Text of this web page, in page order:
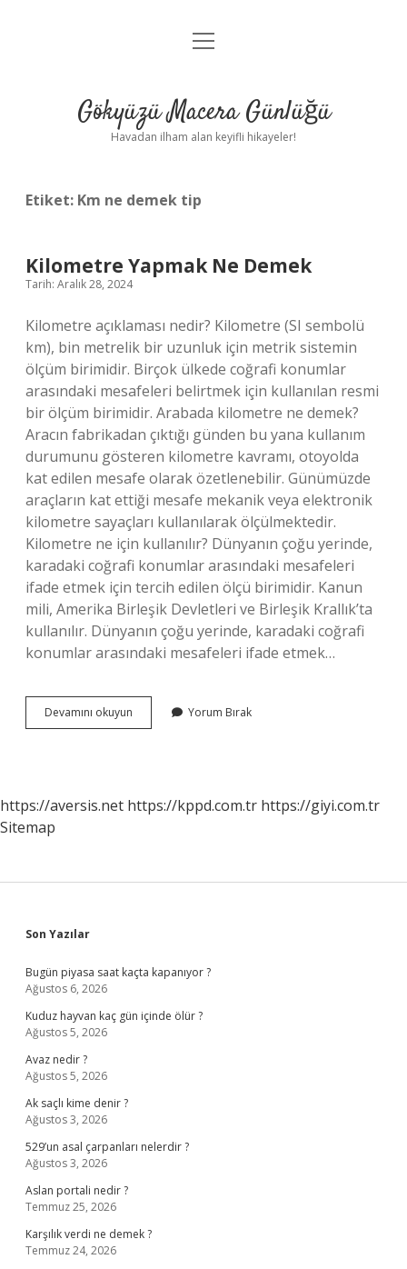
Anasayfa
Yasal Uyarı
menüyü
Gökyüzü Macera Günlüğü
Havadan ilham alan keyifli hikayeler!
Etiket: Km ne demek tip
Kilometre Yapmak Ne Demek
Tarih: Aralık 28, 2024
Kilometre açıklaması nedir? Kilometre (SI sembolü
km), bin metrelik bir uzunluk için metrik sistemin
ölçüm birimidir. Birçok ülkede coğrafi konumlar
arasındaki mesafeleri belirtmek için kullanılan resmi
bir ölçüm birimidir. Arabada kilometre ne demek?
Aracın fabrikadan çıktığı günden bu yana kullanım
durumunu gösteren kilometre kavramı, otoyolda
kat edilen mesafe olarak özetlenebilir. Günümüzde
araçların kat ettiği mesafe mekanik veya elektronik
kilometre sayaçları kullanılarak ölçülmektedir.
Kilometre ne için kullanılır? Dünyanın çoğu yerinde,
karadaki coğrafi konumlar arasındaki mesafeleri
ifade etmek için tercih edilen ölçü birimidir. Kanun
mili, Amerika Birleşik Devletleri ve Birleşik Krallık’ta
kullanılır. Dünyanın çoğu yerinde, karadaki coğrafi
konumlar arasındaki mesafeleri ifade etmek…
Devamını okuyun Kilometre
Yapmak
Yorum Bırak
https://aversis.net https://kppd.com.tr https://giyi.com.tr
Sitemap
Sidebar
Son Yazılar
Bugün piyasa saat kaçta kapanıyor ?
Ağustos 6, 2026
Kuduz hayvan kaç gün içinde ölür ?
Ağustos 5, 2026
Avaz nedir ?
Ağustos 5, 2026
Ak saçlı kime denir ?
Ağustos 3, 2026
529’un asal çarpanları nelerdir ?
Ağustos 3, 2026
Aslan portali nedir ?
Temmuz 25, 2026
Karşılık verdi ne demek ?
Temmuz 24, 2026